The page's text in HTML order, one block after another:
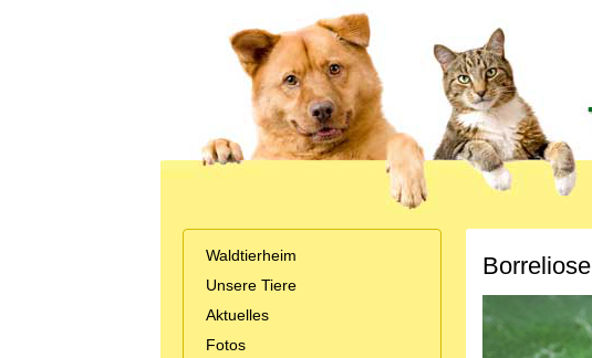
Waldtierheim
Unsere Tiere
Aktuelles
Fotos
Borreliose